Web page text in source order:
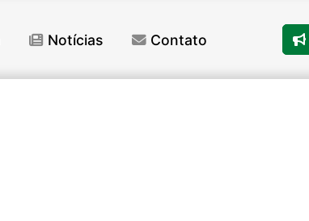
Notícias Contato